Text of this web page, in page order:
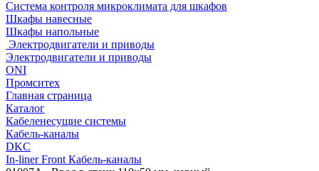
Система контроля микроклимата для шкафов
Шкафы навесные
Шкафы напольные
Электродвигатели и приводы
Электродвигатели и приводы
ONI
Промситех
Главная страница
Каталог
Кабеленесущие системы
Кабель-каналы
DKC
In-liner Front Кабель-каналы